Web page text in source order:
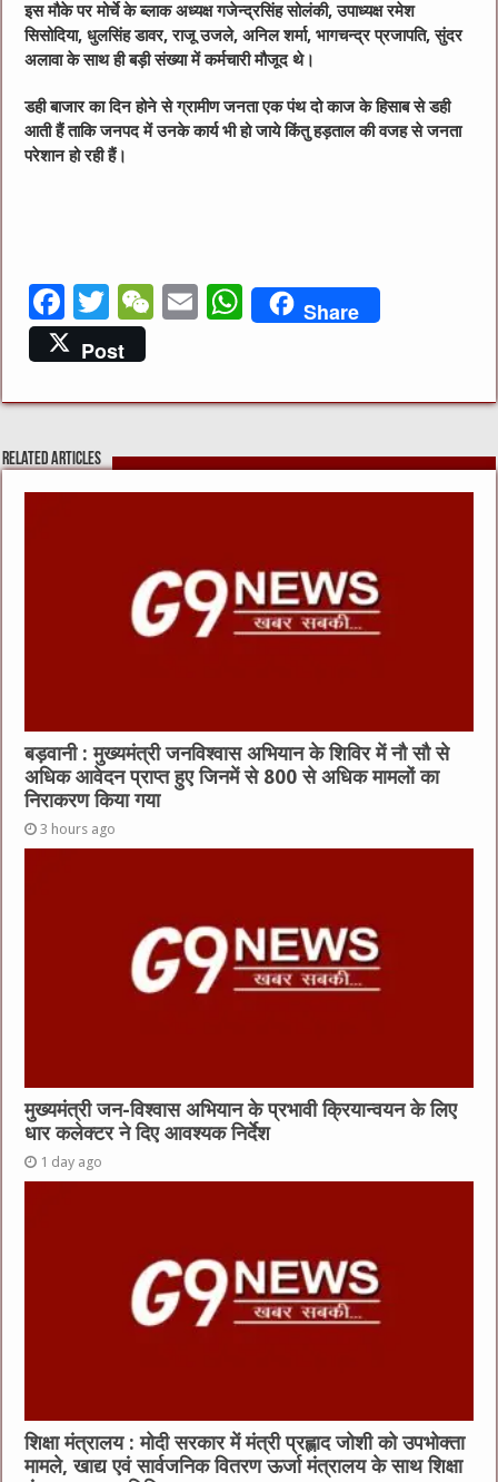
इस मौके पर मोर्चे के ब्लाक अध्यक्ष गजेन्द्रसिंह सोलंकी, उपाध्यक्ष रमेश
सिसोदिया, धुलसिंह डावर, राजू उजले, अनिल शर्मा, भागचन्द्र प्रजापति, सुंदर
अलावा के साथ ही बड़ी संख्या में कर्मचारी मौजूद थे।
डही बाजार का दिन होने से ग्रामीण जनता एक पंथ दो काज के हिसाब से डही
आती हैं ताकि जनपद में उनके कार्य भी हो जाये किंतु हड़ताल की वजह से जनता
परेशान हो रही हैं।
F
a
c
e
b
o
T
w
it
te
W
h
E
l
W
s
p
Share
Post
Related Articles
बड़वानी : मुख्यमंत्री जनविश्वास अभियान के शिविर में नौ सौ से
अधिक आवेदन प्राप्त हुए जिनमें से 800 से अधिक मामलों का
निराकरण किया गया
3 hours ago
मुख्यमंत्री जन-विश्वास अभियान के प्रभावी क्रियान्वयन के लिए
धार कलेक्टर ने दिए आवश्यक निर्देश
1 day ago
शिक्षा मंत्रालय : मोदी सरकार में मंत्री प्रह्लाद जोशी को उपभोक्ता
मामले, खाद्य एवं सार्वजनिक वितरण ऊर्जा मंत्रालय के साथ शिक्षा